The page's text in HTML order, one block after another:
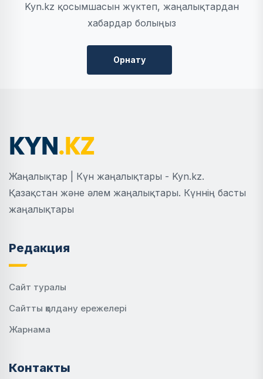
Kyn.kz қосымшасын жүктеп, жаңалықтардан
хабардар болыңыз
Орнату
Жаңалықтар | Күн жаңалықтары - Kyn.kz.
Қазақстан және әлем жаңалықтары. Күннің басты
жаңалықтары
Редакция
Сайт туралы
Сайтты қолдану ережелері
Жарнама
Контакты